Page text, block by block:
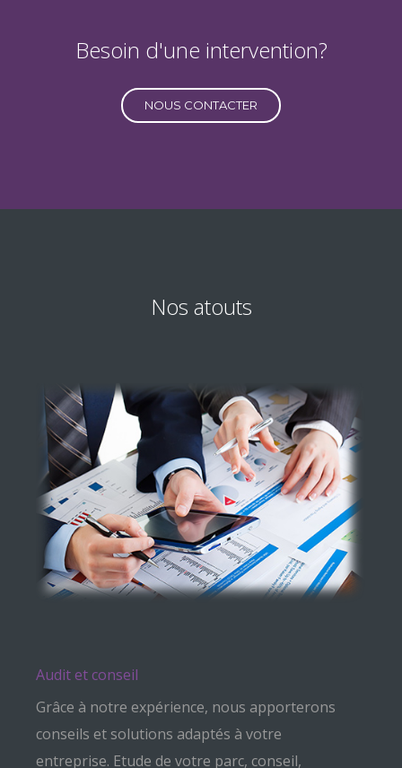
Besoin d'une intervention?
NOUS CONTACTER
Nos atouts
Compétences techniques
Nos compétences sont variées et
en fonction de votre besoin. Serveur
Windows, réseau, messagerie, sauvegarde,